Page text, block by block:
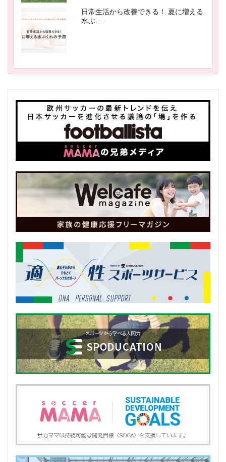
日常生活から改善できる！ 夏に増える
水ぶ…